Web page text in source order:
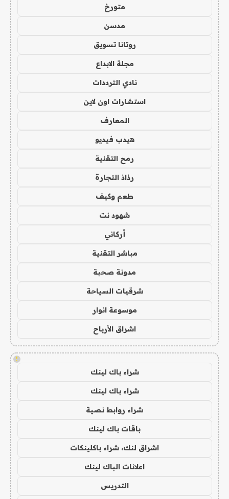
متورخ
مدسن
روتانا تسويق
مجلة الابداع
نادي الترددات
استشارات اون لاين
المعارف
هيدب فيديو
رمح التقنية
رذاذ التجارة
طعم وكيف
شهود نت
أركاني
مباشر التقنية
مدونة صحبة
شرقيات السياحة
موسوعة انوار
اشراق الأرباح
!
شراء باك لينك
شراء باك لينك
شراء روابط نصية
باقات باك لينك
اشراق لنك، شراء باكلينكات
اعلانات الباك لينك
التدريس